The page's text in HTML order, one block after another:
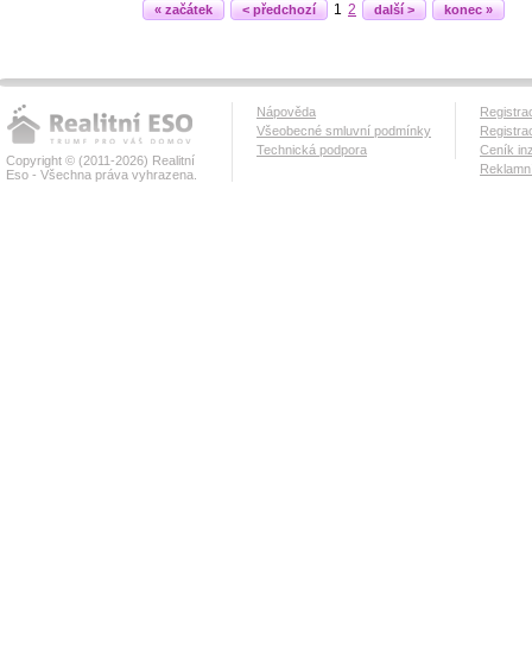
« začátek < předchozí 1 2 další > konec »
Copyright © (2011-2026) Realitní
Eso - Všechna práva vyhrazena.
Nápověda
Všeobecné smluvní podmínky
Technická podpora
Ceník